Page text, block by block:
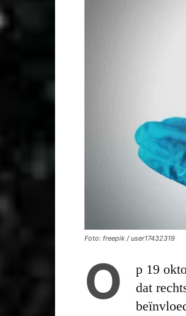
Foto: freepik / user17432319
O
p 19
dat